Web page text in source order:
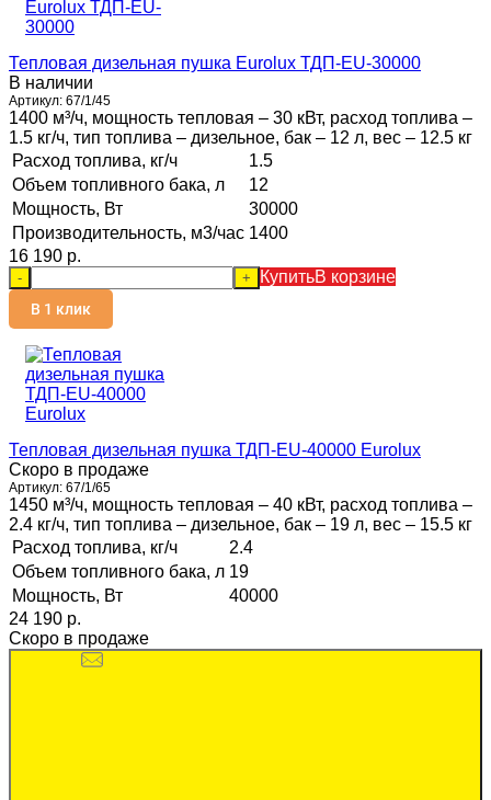
Тепловая дизельная пушка Eurolux ТДП-EU-30000
В наличии
Артикул: 67/1/45
1400 м³/ч, мощность тепловая – 30 кВт, расход топлива –
1.5 кг/ч, тип топлива – дизельное, бак – 12 л, вес – 12.5 кг
Расход топлива, кг/ч
1.5
Объем топливного бака, л
12
Мощность, Вт
30000
Производительность, м3/час 1400
16 190 p.
- + КупитьВ корзине
В 1 клик
Тепловая дизельная пушка ТДП-EU-40000 Eurolux
Скоро в продаже
Артикул: 67/1/65
1450 м³/ч, мощность тепловая – 40 кВт, расход топлива –
2.4 кг/ч, тип топлива – дизельное, бак – 19 л, вес – 15.5 кг
Расход топлива, кг/ч
2.4
Объем топливного бака, л 19
Мощность, Вт
40000
24 190 p.
Скоро в продаже